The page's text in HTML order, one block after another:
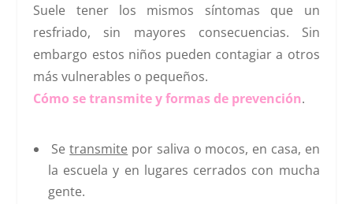
Suele tener los mismos síntomas que un
resfriado, sin mayores consecuencias. Sin
embargo estos niños pueden contagiar a otros
más vulnerables o pequeños.
Cómo se transmite y formas de prevención.
Setransmite por saliva o mocos, en casa, en
la escuela y en lugares cerrados con mucha
gente.